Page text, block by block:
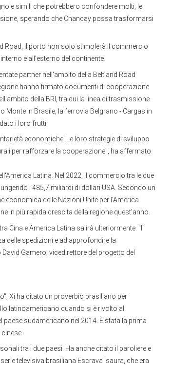
simili che potrebbero confondere molti, le
sperando che Chancay possa trasformarsi
Road, il porto non solo stimolerà il commercio
e all'esterno del continente.
partner nell'ambito della Belt and Road
hanno firmato documenti di cooperazione
della BRI, tra cui la linea di trasmissione
Monte in Brasile, la ferrovia Belgrano - Cargas in
i loro frutti.
economiche. Le loro strategie di sviluppo
per rafforzare la cooperazione", ha affermato
Latina. Nel 2022, il commercio tra le due
i 485,7 miliardi di dollari USA. Secondo un
delle Nazioni Unite per l'America
in più rapida crescita della regione quest'anno.
Cina e America Latina salirà ulteriormente. "Il
delle spedizioni e ad approfondire la
Gamero, vicedirettore del progetto del
Xi ha citato un proverbio brasiliano per
latinoamericano quando si è rivolto al
sudamericano nel 2014. È stata la prima
tra i due paesi. Ha anche citato il paroliere e
televisiva brasiliana Escrava Isaura, che era